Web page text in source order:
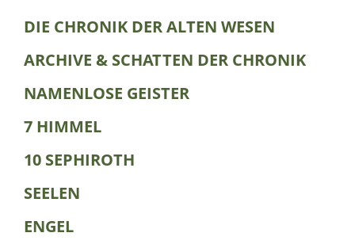
DIE CHRONIK DER ALTEN WESEN
ARCHIVE & SCHATTEN DER CHRONIK
NAMENLOSE GEISTER
7 HIMMEL
10 SEPHIROTH
SEELEN
ENGEL